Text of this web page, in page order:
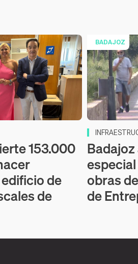
153.000
de
de
BADAJOZ
obras
de